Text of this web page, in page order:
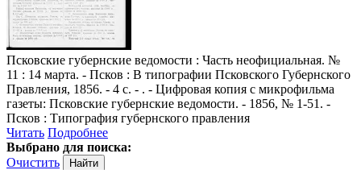
Псковские губернские ведомости : Часть неофициальная. №
11 : 14 марта. - Псков : В типографии Псковского Губернского
Правления, 1856. - 4 с. - . - Цифровая копия с микрофильма
газеты: Псковские губернские ведомости. - 1856, № 1-51. -
Псков : Типография губернского правления
Читать Подробнее
Выбрано для поиска:
Очистить